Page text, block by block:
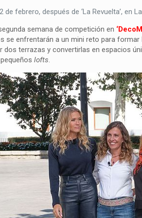
de febrero, después de ‘La Revuelta’, en
semana de competición en
se enfrentarán a un mini reto para
dos terrazas y convertirlas en espacios
lofts